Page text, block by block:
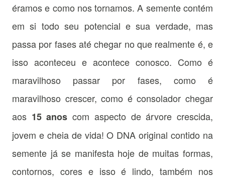
éramos e como nos tornamos. A semente contém
em si todo seu potencial e sua verdade, mas
passa por fases até chegar no que realmente é, e
isso aconteceu e acontece conosco. Como é
maravilhoso passar por fases, como é
maravilhoso crescer, como é consolador chegar
aos 15 anos com aspecto de árvore crescida,
jovem e cheia de vida! O DNA original contido na
semente já se manifesta hoje de muitas formas,
contornos, cores e isso é lindo, também nos